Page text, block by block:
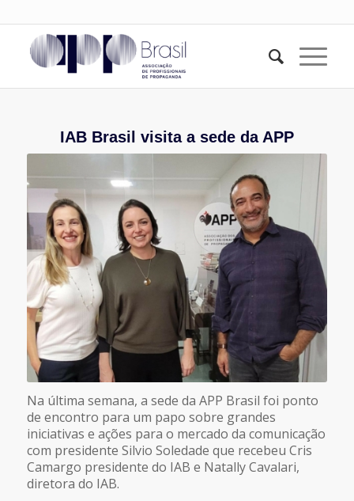
IAB Brasil visita a sede da APP
Na última semana, a sede da APP Brasil foi ponto
de encontro para um papo sobre grandes
iniciativas e ações para o mercado da comunicação
com presidente Silvio Soledade que recebeu Cris
Camargo presidente do IAB e Natally Cavalari,
diretora do IAB.